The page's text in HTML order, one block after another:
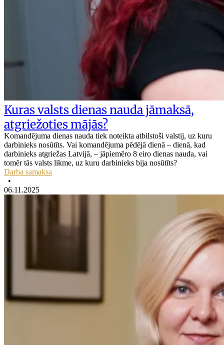
Kuras valsts dienas nauda jāmaksā,
atgriežoties mājās?
Komandējuma dienas nauda tiek noteikta atbilstoši valstij, uz kuru
darbinieks nosūtīts. Vai komandējuma pēdējā dienā – dienā, kad
darbinieks atgriežas Latvijā, – jāpiemēro 8 eiro dienas nauda, vai
tomēr tās valsts likme, uz kuru darbinieks bija nosūtīts?
Darba samaksa
•
06.11.2025